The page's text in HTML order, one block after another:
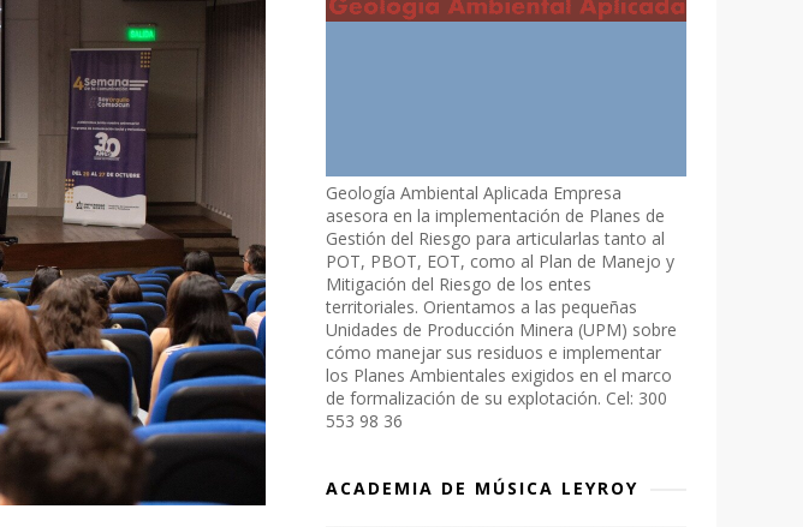
Geología Ambiental Aplicada Empresa
asesora en la implementación de Planes de
Gestión del Riesgo para articularlas tanto al
POT, PBOT, EOT, como al Plan de Manejo y
Mitigación del Riesgo de los entes
territoriales. Orientamos a las pequeñas
Unidades de Producción Minera (UPM) sobre
cómo manejar sus residuos e implementar
los Planes Ambientales exigidos en el marco
de formalización de su explotación. Cel: 300
553 98 36
ACADEMIA DE MÚSICA LEYROY